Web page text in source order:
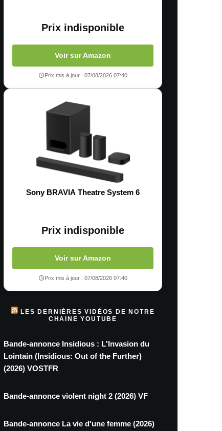
Prix indisponible
Voir sur Amazon
Prix mis à jour : 07/08/2026 07:40
Sony BRAVIA Theatre System 6
Prix indisponible
Voir sur Amazon
Prix mis à jour : 07/08/2026 07:40
LES DERNIÈRES VIDÉOS DE NOTRE
CHAINE YOUTUBE
Bande-annonce Insidious : L'Invasion du
Lointain (Insidious: Out of the Further)
(2026) VOSTFR
Bande-annonce violent night 2 (2026) VF
Bande-annonce La vie d'une femme (2026)